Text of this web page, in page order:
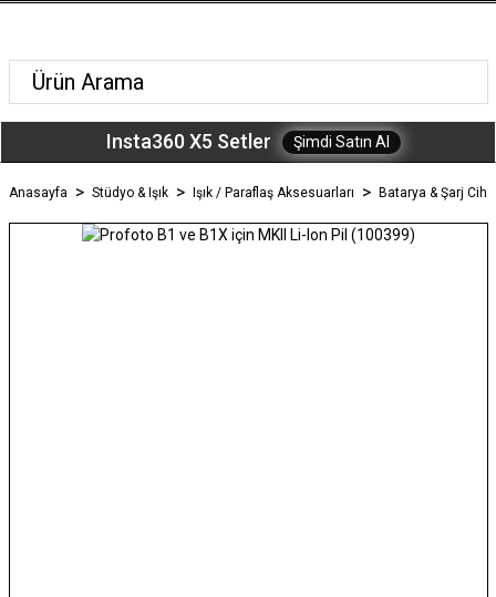
Insta360 X5 Setler Şimdi Satın Al
Anasayfa Stüdyo & Işık Işık / Paraflaş Aksesuarları Batarya & Şarj